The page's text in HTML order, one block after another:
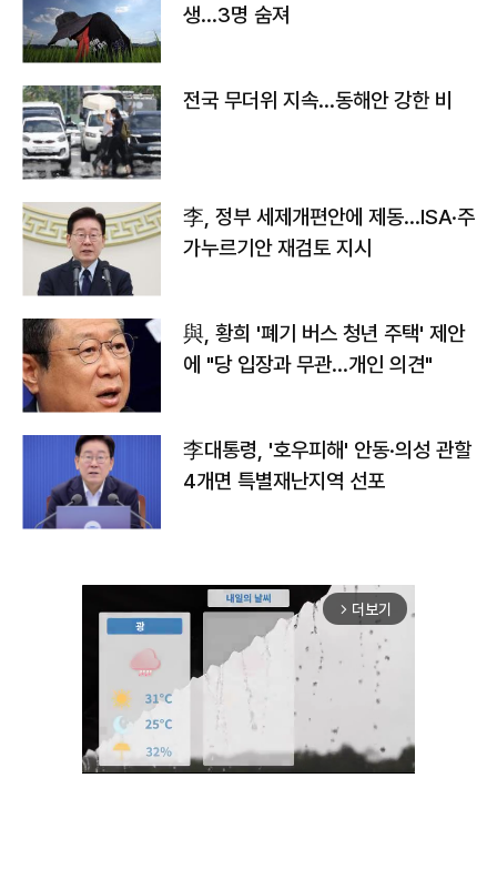
생…3명 숨져
전국 무더위 지속…동해안 강한 비
李, 정부 세제개편안에 제동…ISA·주
가누르기안 재검토 지시
與, 황희 '폐기 버스 청년 주택' 제안
에 "당 입장과 무관…개인 의견"
李대통령, '호우피해' 안동·의성 관할
4개면 특별재난지역 선포
arrow_forward_ios 더보기